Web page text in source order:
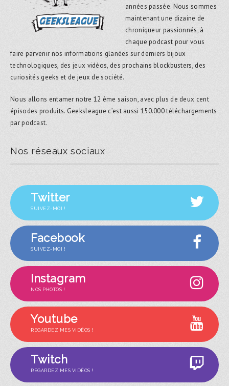
années passée. Nous sommes
maintenant une dizaine de
chroniqueur passionnés, à
chaque podcast pour vous
faire parvenir nos informations glanées sur derniers bijoux
technologiques, des jeux vidéos, des prochains blockbusters, des
curiosités geeks et de jeux de société.
Nous allons entamer notre 12 ème saison, avec plus de deux cent
épisodes produits. Geeksleague c’est aussi 150.000 téléchargements
par podcast.
Nos réseaux sociaux
Twitter
SUIVEZ-MOI !
Facebook
SUIVEZ-MOI !
Instagram
NOS PHOTOS !
Youtube
REGARDEZ MES VIDÉOS !
Twitch
REGARDEZ MES VIDÉOS !